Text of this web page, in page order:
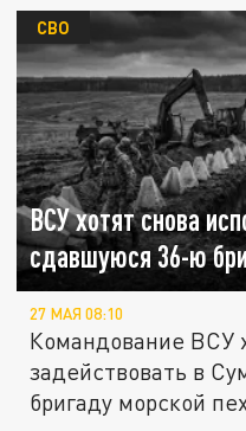
ВСУ хотят снова
сдавшуюся 36-ю
СВО
27 МАЯ 08:10
Командование ВСУ
задействовать в
бригаду морской